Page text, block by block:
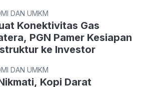
DAN UMKM
Konektivitas Gas
PGN Pamer Kesiapan
ke Investor
DAN UMKM
Kopi Darat